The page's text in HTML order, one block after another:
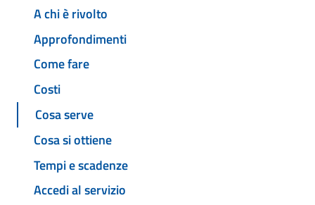
A chi è rivolto
Approfondimenti
Come fare
Costi
Cosa serve
Cosa si ottiene
Tempi e scadenze
Accedi al servizio